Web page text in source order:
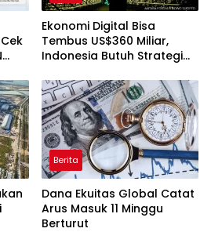
Ekonomi Digital Bisa
Tembus US$360 Miliar,
Indonesia Butuh Strategi
Berita
Dana Ekuitas Global Catat
Arus Masuk 11 Minggu
Berturut